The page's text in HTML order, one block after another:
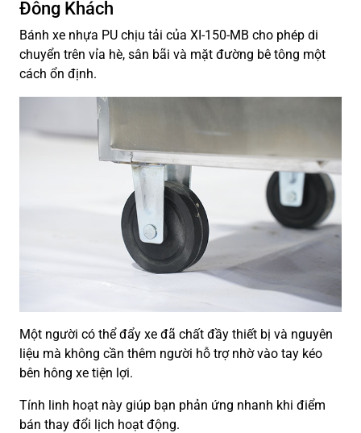
Đông Khách
Bánh xe nhựa PU chịu tải của XI-150-MB cho phép di
chuyển trên vỉa hè, sân bãi và mặt đường bê tông một
cách ổn định.
Một người có thể đẩy xe đã chất đầy thiết bị và nguyên
liệu mà không cần thêm người hỗ trợ nhờ vào tay kéo
bên hông xe tiện lợi.
Tính linh hoạt này giúp bạn phản ứng nhanh khi điểm
bán thay đổi lịch hoạt động.